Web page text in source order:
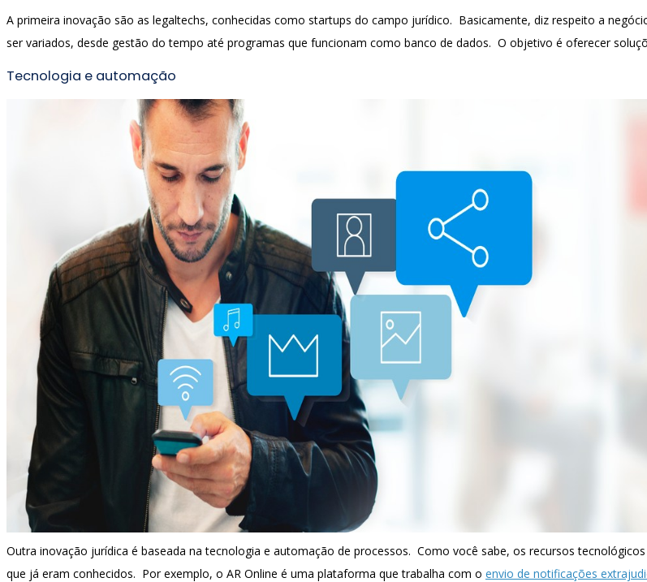
A primeira inovação são as legaltechs, conhecidas como startups do campo jurídico. Basicamente, diz respeito a
ser variados, desde gestão do tempo até programas que funcionam como banco de dados. O objetivo é oferecer
Tecnologia e automação
Outra inovação jurídica é baseada na tecnologia e automação de processos. Como você sabe, os recursos
que já eram conhecidos. Por exemplo, o AR Online é uma plataforma que trabalha com o envio de notificações